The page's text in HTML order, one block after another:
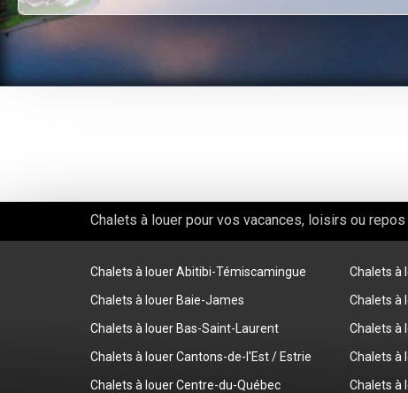
Chalets à louer pour vos vacances, loisirs ou repos
Chalets à louer Abitibi-Témiscamingue
Chalets à louer Baie-James
Chalets à louer Bas-Saint-Laurent
Chalets à louer Cantons-de-l'Est / Estrie
Chalets à louer Centre-du-Québec
Chalets à
Chalets à
Chalets à
Chalets à
Chalets à